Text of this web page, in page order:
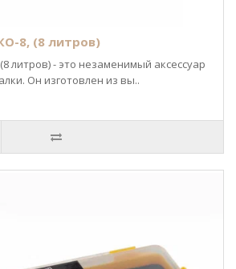
8, (8 литров)
литров) - это незаменимый аксессуар
Он изготовлен из вы..